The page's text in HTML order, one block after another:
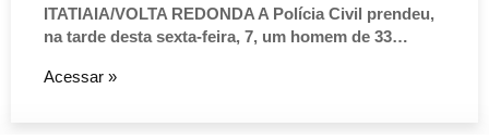
ITATIAIA/VOLTA REDONDA A Polícia Civil prendeu,
na tarde desta sexta-feira, 7, um homem de 33…
Acessar »